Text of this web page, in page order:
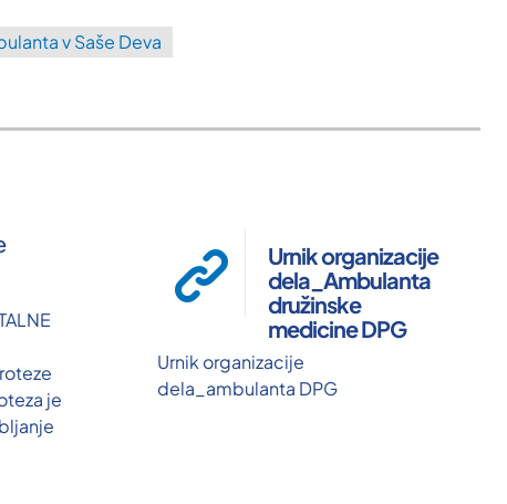
v Saše Deva
je
Urnik organizacije
dela_Ambulanta
družinske
medicine DPG
Urnik organizacije
dela_ambulanta DPG